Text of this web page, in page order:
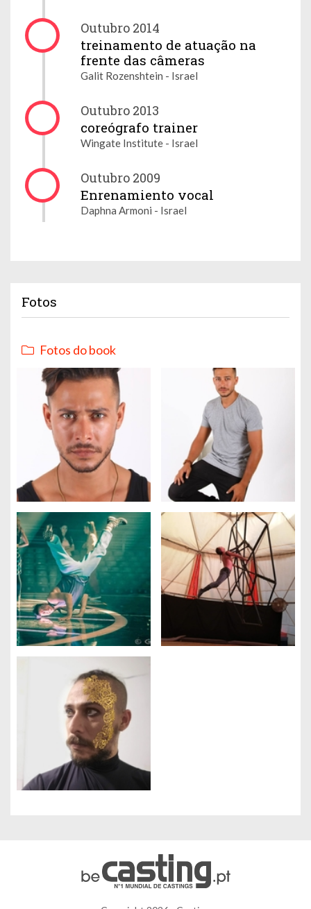
Outubro 2014
treinamento de atuação na
frente das câmeras
Galit Rozenshtein - Israel
Outubro 2013
coreógrafo trainer
Wingate Institute - Israel
Outubro 2009
Enrenamiento vocal
Daphna Armoni - Israel
Fotos
Fotos do book
Gerenciamento de cookies
Cookies obrigatórios
Medição de audiência